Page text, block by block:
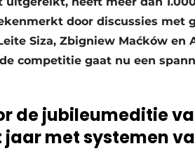
door discussies met
Siza, Zbigniew Maćków en
competitie gaat nu een
de jubileumeditie
met systemen